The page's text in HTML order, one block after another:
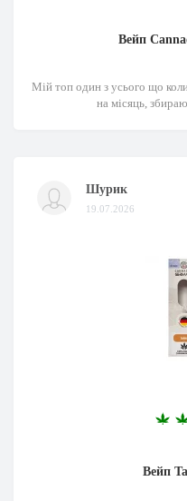
Вейп
Мій топ один з усього що
на місяць,
Шурик
19.07.2026
Вейп